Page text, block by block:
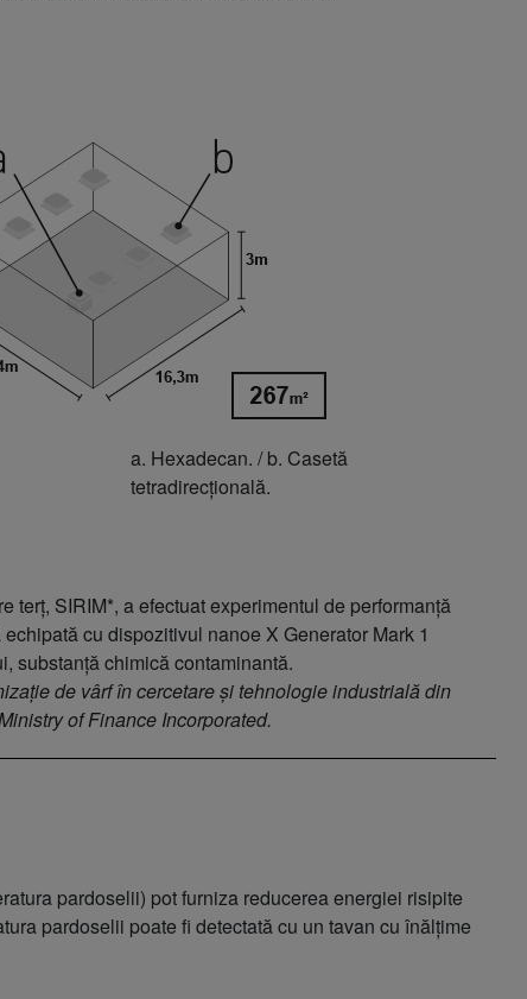
a. Hexadecan. / b. Casetă
tetradirecțională.
terț, SIRIM*, a efectuat experimentul de performanță
cu dispozitivul nanoe X Generator Mark 1
substanță chimică contaminantă.
de vârf în cercetare și tehnologie industrială din
of Finance Incorporated.
pardoselii) pot furniza reducerea energiei risipite
pardoselii poate fi detectată cu un tavan cu înălțime